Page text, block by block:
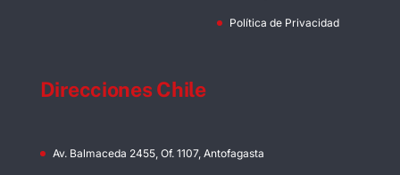
Política de Privacidad
Direcciones Chile
Av. Balmaceda 2455, Of. 1107, Antofagasta